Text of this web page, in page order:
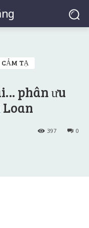
TẠ
phân ưu
0
397